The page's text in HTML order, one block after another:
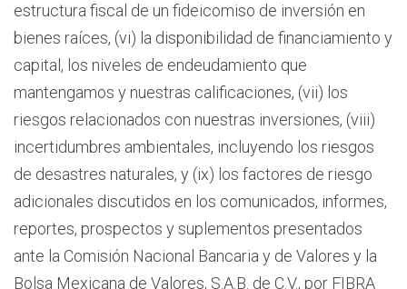
estructura fiscal de un fideicomiso de inversión en
bienes raíces, (vi) la disponibilidad de financiamiento y
capital, los niveles de endeudamiento que
mantengamos y nuestras calificaciones, (vii) los
riesgos relacionados con nuestras inversiones, (viii)
incertidumbres ambientales, incluyendo los riesgos
de desastres naturales, y (ix) los factores de riesgo
adicionales discutidos en los comunicados, informes,
reportes, prospectos y suplementos presentados
ante la Comisión Nacional Bancaria y de Valores y la
Bolsa Mexicana de Valores, S.A.B. de C.V., por FIBRA